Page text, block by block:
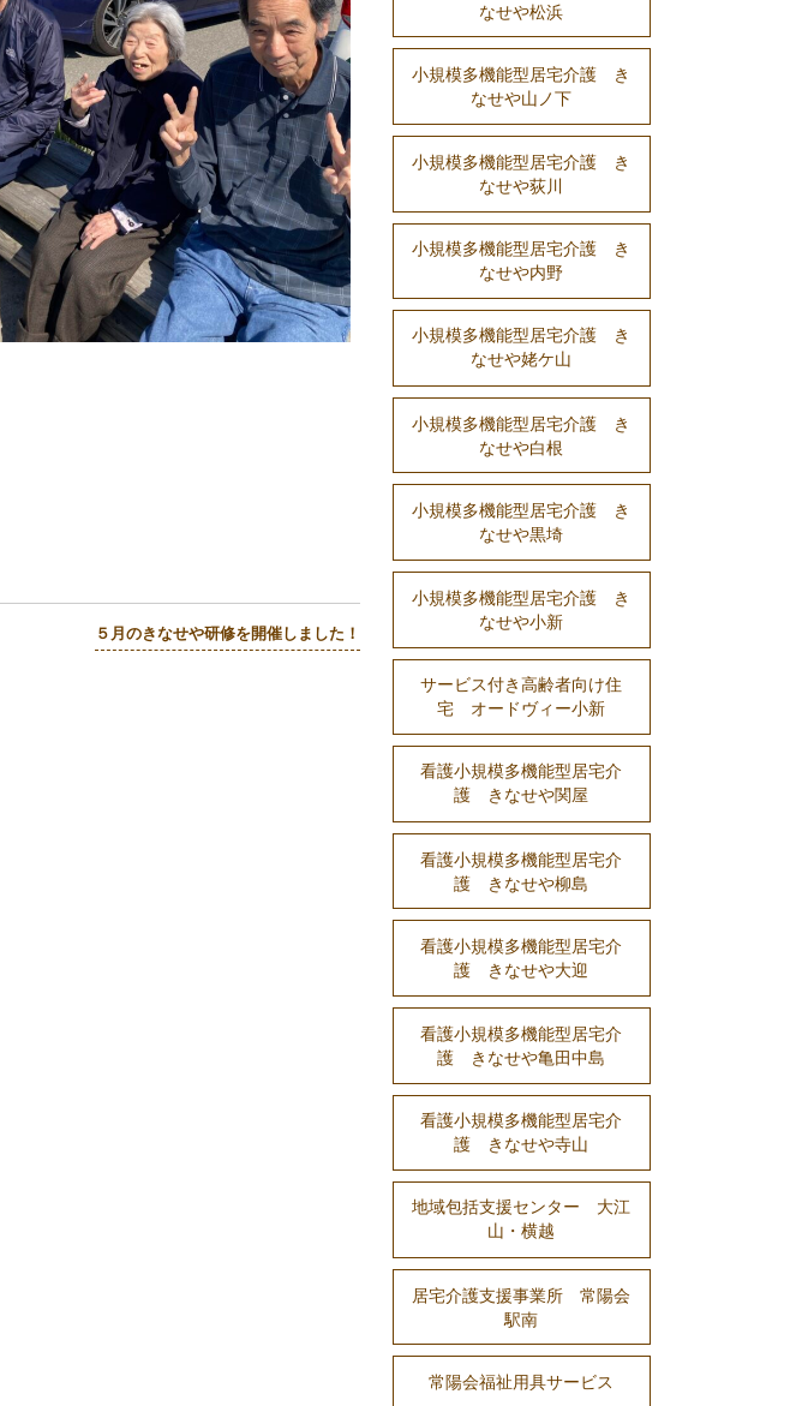
５月のきなせや研修を開催しました！
なせや松浜
小規模多機能型居宅介護 き
なせや山ノ下
小規模多機能型居宅介護 き
なせや荻川
小規模多機能型居宅介護 き
なせや内野
小規模多機能型居宅介護 き
なせや姥ケ山
小規模多機能型居宅介護 き
なせや白根
小規模多機能型居宅介護 き
なせや黒埼
小規模多機能型居宅介護 き
なせや小新
サービス付き高齢者向け住
宅 オードヴィー小新
看護小規模多機能型居宅介
護 きなせや関屋
看護小規模多機能型居宅介
護 きなせや柳島
看護小規模多機能型居宅介
護 きなせや大迎
看護小規模多機能型居宅介
護 きなせや亀田中島
看護小規模多機能型居宅介
護 きなせや寺山
地域包括支援センター 大江
山・横越
居宅介護支援事業所 常陽会
駅南
常陽会福祉用具サービス